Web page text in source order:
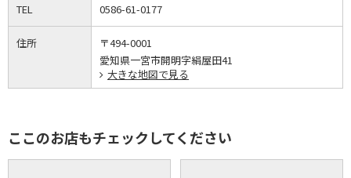
TEL 0586-61-0177
住所
〒494-0001
愛知県一宮市開明字絹屋田41
大きな地図で見る
ここのお店もチェックしてください